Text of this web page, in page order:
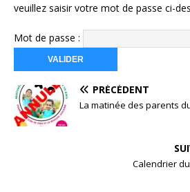
veuillez saisir votre mot de passe ci-
Mot de passe :
PRÉCÉDENT
La matinée des parents
Calendrier